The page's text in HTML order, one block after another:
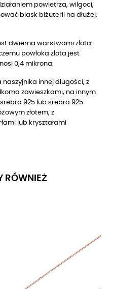
powietrza, wilgoci,
blask biżuterii na dłużej,
dwiema warstwami złota:
powłoka złota jest
0,4 mikrona.
innej długości, z
zawieszkami, na innym
925 lub srebra 925
złotem, z
lub kryształami
RÓWNIEŻ